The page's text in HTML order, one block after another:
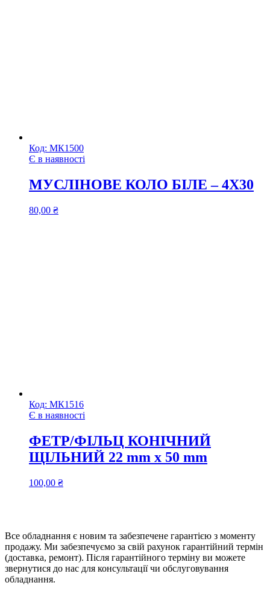
Код: МК1500
Є в наявності
МУСЛІНОВЕ КОЛО БІЛЕ – 4Х30
80,00 ₴
Код: МК1516
Є в наявності
ФЕТР/ФІЛЬЦ КОНІЧНИЙ
ЩІЛЬНИЙ 22 mm x 50 mm
100,00 ₴
Все обладнання є новим та забезпечене гарантією з моменту
продажу. Ми забезпечуємо за свій рахунок гарантійний термін
(доставка, ремонт). Після гарантійного терміну ви можете
звернутися до нас для консультації чи обслуговування
обладнання.